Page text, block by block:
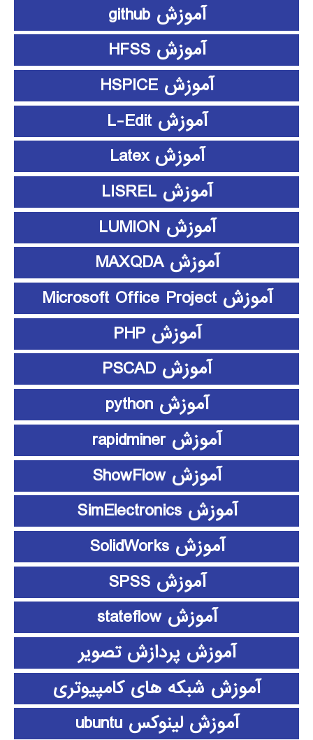
آموزش github
آموزش HFSS
آموزش HSPICE
آموزش L-Edit
آموزش Latex
آموزش LISREL
آموزش LUMION
آموزش MAXQDA
آموزش Microsoft Office Project
آموزش PHP
آموزش PSCAD
آموزش python
آموزش rapidminer
آموزش ShowFlow
آموزش SimElectronics
آموزش SolidWorks
آموزش SPSS
آموزش stateflow
آموزش پردازش تصویر
آموزش شبکه های کامپیوتری
آموزش لینوکس ubuntu